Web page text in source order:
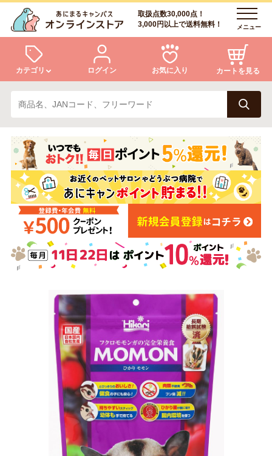
取扱点数30,000点！
3,000円以上で送料無料！
メニュー
カテゴリ
犬 猫
小動物・鳥 アクア・爬虫類・昆虫
ドッグフード キャットフード
美容・ケア用品 服・おさんぽ用品
日用品（デイリー） リビング雑貨
トリマーグッズ シニアサポート
ログイン お気に入り カートを見る
ログイン
会員登録
あにまるキャンパスについて
アフターサービス
商品リクエスト
お問い合わせ